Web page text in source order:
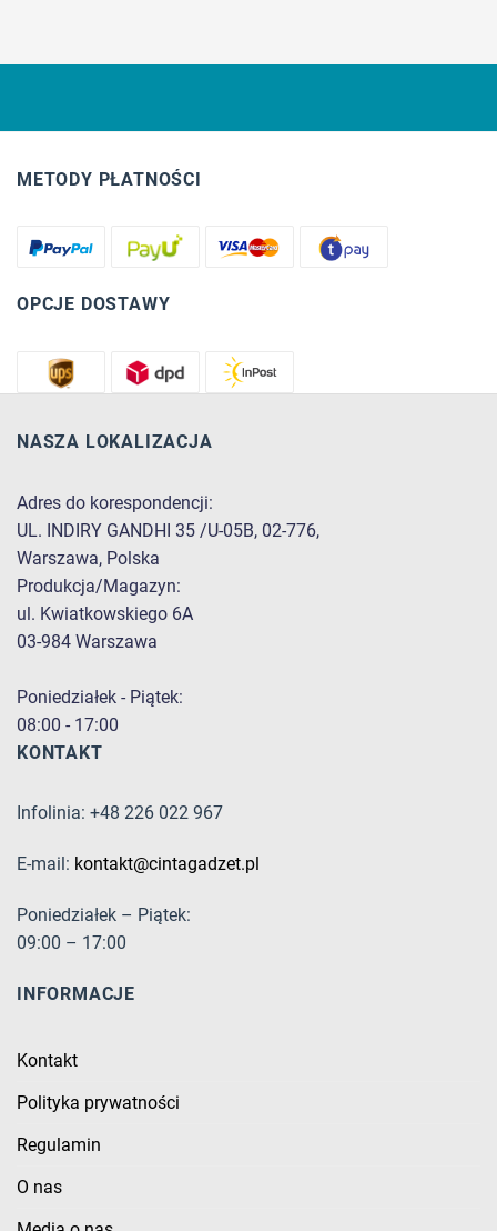
METODY PŁATNOŚCI
OPCJE DOSTAWY
NASZA LOKALIZACJA
Adres do korespondencji:
UL. INDIRY GANDHI 35 /U-05B, 02-776,
Warszawa, Polska
Produkcja/Magazyn:
ul. Kwiatkowskiego 6A
03-984 Warszawa
Poniedziałek - Piątek:
08:00 - 17:00
KONTAKT
Infolinia: +48 226 022 967
E-mail: kontakt@cintagadzet.pl
Poniedziałek – Piątek:
09:00 – 17:00
INFORMACJE
Kontakt
Polityka prywatności
Regulamin
O nas